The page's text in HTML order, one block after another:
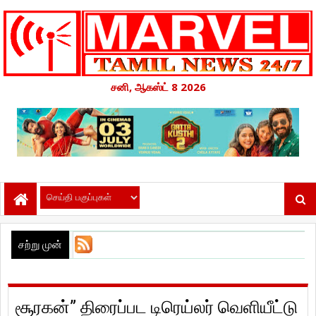
சனி, ஆகஸ்ட் 8 2026
சற்று முன்
சூரகன்” திரைப்பட டிரெய்லர் வெளியீட்டு